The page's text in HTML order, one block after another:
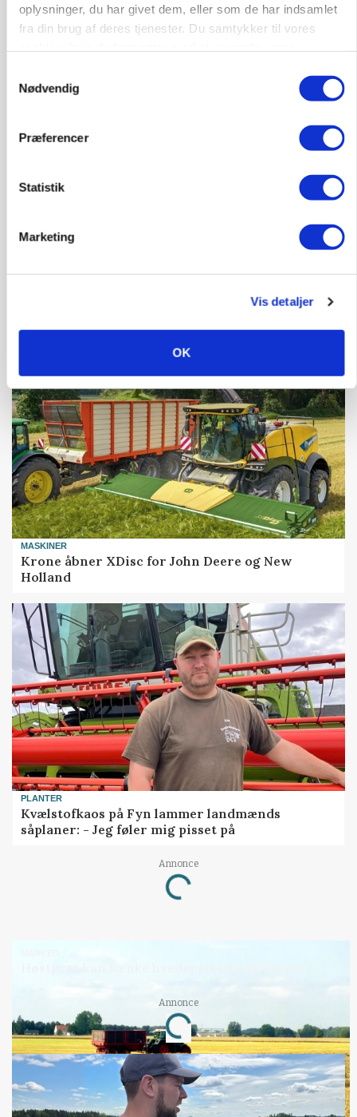
oplysninger, du har givet dem, eller som de har indsamlet
fra din brug af deres tjenester. Du samtykker til vores
Nødvendig
Præferencer
Statistik
Marketing
Vis detaljer
OK
ARRANGEMENT
Markvandring sætter fokus på elefantgræs
MASKINER
Krone åbner XDisc for John Deere og New
Holland
PLANTER
Kvælstofkaos på Fyn lammer landmænds
såplaner: - Jeg føler mig pisset på
Annonce
Loading...
Annonce
Loading...